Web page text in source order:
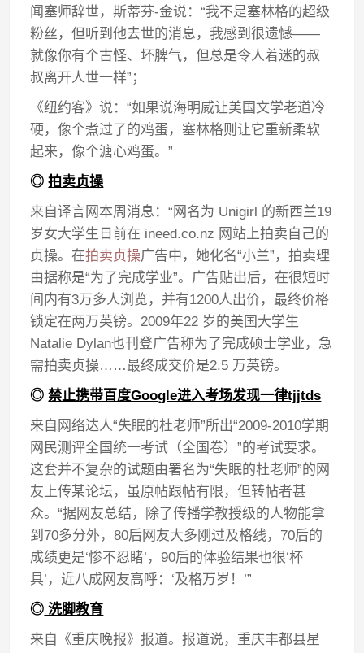
闻塞师辞世，斯蒂芬-金说：“我不是塞林格的超级
粉丝，但听到他去世的消息，我感到很遗憾——
就像你有个古怪、坏脾气，但总是令人着迷的叔
叔离开人世一样”；
《纽约客》说：“如果说海明威让美国文学老道冷
硬，像个煮过了的鸡蛋，塞林格则让它重新柔软
起来，像个溏心鸡蛋。”
◎拍卖贞操
来自译言网本周消息：“网名为 Unigirl 的新西兰19
岁女大学生日前在 ineed.co.nz 网站上拍卖自己的
贞操。在拍卖贞操广告中，她化名“小兰”，拍卖理
由据称是“为了完成学业”。广告贴出后，在很短时
间内有3万多人浏览，并有1200人出价，最终价格
锁定在两万英镑。2009年22 岁的美国大学生
Natalie Dylan也刊登广告称为了完成硕士学业，急
需拍卖贞操……最终成交价是2.5 万英镑。
◎禁止携带百度Google进入考场发现一律tjjtds
来自网络达人“失眠的杜老师”所出“2009-2010学期
网民测评全国统一考试（全国卷）”的考试要求。
这套并不复杂的试题由署名为“失眠的杜老师”的网
友上传某论坛，虽原帖跟帖有限，但转帖者甚
众。“据网友总结，除了传播学教授级的人物能拿
到70多分外，80后网友大多刚过及格线，70后的
成绩更是‘惨不忍睹’，90后的体验结果也很‘杯
具’，近八成网友高呼：‘及格万岁！’”
◎ 洗脚教育
来自《重庆晚报》报道。报道说，重庆丰都县星